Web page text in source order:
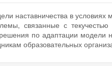
наставничества в
связанные с
по адаптации модели
образовательных